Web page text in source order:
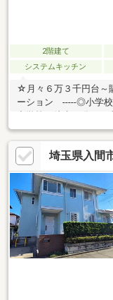
2階建て
システムキッチン
☆月々６万３千円台～
ーション -----◎小学校 ：金子小学校 徒歩19分◎中学校 ：金子
◎近隣お買物 ：マ
- ライフイメージ
付き■プライバシーを
「金子」駅まで徒歩10
モホームでは専属の
こと、小さな疑問等ご
い♪
埼玉県入間